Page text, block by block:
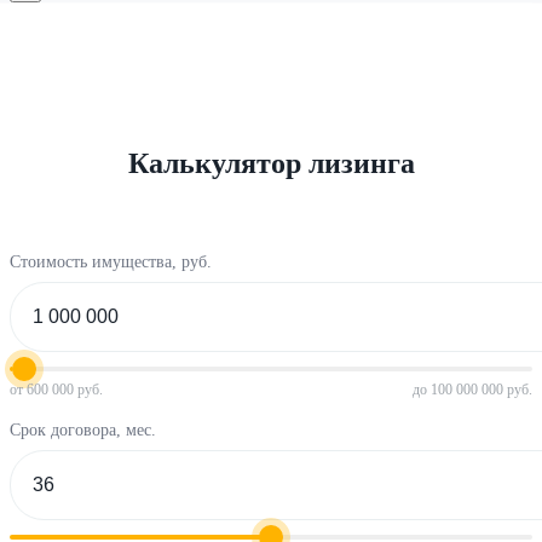
Калькулятор лизинга
Стоимость имущества, руб.
от 600 000 руб. до 100 000 000 руб.
Срок договора, мес.